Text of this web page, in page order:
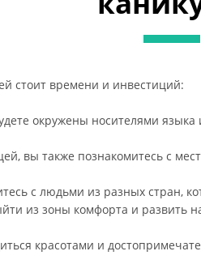
стоит времени и инвестиций:
окружены носителями
вы также познакомитесь с
с людьми из разных стран,
из зоны комфорта и
красотами и